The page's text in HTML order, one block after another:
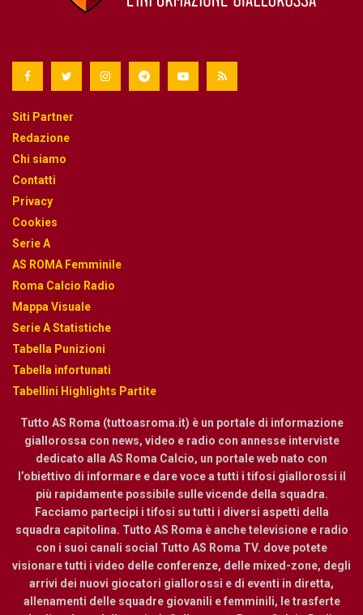
Siti Partner
Redazione
Chi siamo
Contatti
Privacy
Cookies
Serie A
AS ROMA Femminile
Roma Calcio Radio
Mappa Visuale
Serie A Statistiche
Tabella Punizioni
Tabella infortunati
Tabellini Highlights Partite
Tutto AS Roma (tuttoasroma.it) è un portale di informazione
giallorossa con news, video e radio con annesse interviste
dedicato alla AS Roma Calcio, un portale web nato con
l’obiettivo di informare e dare voce a tutti i tifosi giallorossi il
più rapidamente possibile sulle vicende della squadra.
Facciamo partecipi i tifosi su tutti i diversi aspetti della
squadra capitolina. Tutto AS Roma è anche televisione e radio
con i suoi canali social Tutto AS Roma TV. dove potete
visionare tutti i video delle conferenze, delle mixed-zone, degli
arrivi dei nuovi giocatori giallorossi e di eventi in diretta,
allenamenti delle squadre giovanili e femminili, le trasferte